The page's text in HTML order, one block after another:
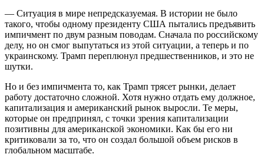
— Ситуация в мире непредсказуемая. В истории не было
такого, чтобы одному президенту США пытались предъявить
импичмент по двум разным поводам. Сначала по российскому
делу, но он смог выпутаться из этой ситуации, а теперь и по
украинскому. Трамп переплюнул предшественников, и это не
шутки.
Но и без импичмента то, как Трамп трясет рынки, делает
работу достаточно сложной. Хотя нужно отдать ему должное,
капитализация и американский рынок выросли. Те меры,
которые он предпринял, с точки зрения капитализации
позитивны для американской экономики. Как бы его ни
критиковали за то, что он создал большой объем рисков в
глобальном масштабе.